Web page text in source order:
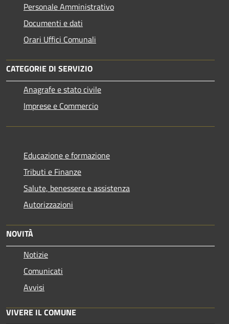
Personale Amministrativo
Documenti e dati
Orari Uffici Comunali
CATEGORIE DI SERVIZIO
Anagrafe e stato civile
Imprese e Commercio
Educazione e formazione
Tributi e Finanze
Salute, benessere e assistenza
Autorizzazioni
NOVITÀ
Notizie
Comunicati
Avvisi
VIVERE IL COMUNE